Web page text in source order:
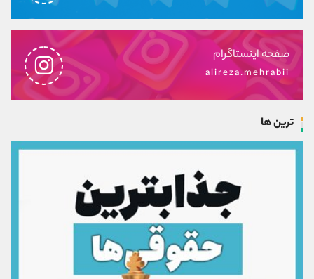
صفحه اینستاگرام
alireza.mehrabii
ترین ها